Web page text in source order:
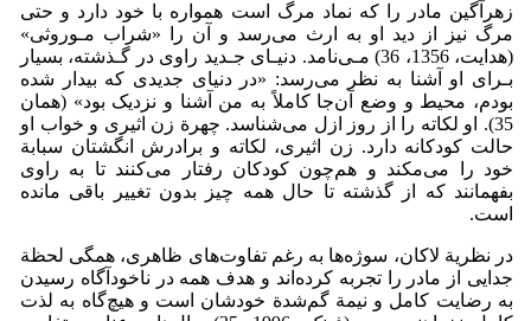
زهرآگین مادر را که نماد مرگ است همواره با خود دارد و حتی
مرگ نیز از دید او به ارث می‌رسد و آن را «شراب مـوروثی»
(هدایت، 1356، 36) مـی‌نامد. دنیـای جـدید راوی در گـذشته، بسیار
بـرای او آشنا به نظر می‌رسد: «در دنیای جدیدی که بیدار شده
بودم، محیط و وضع آن‌جا کاملاً به من آشنا و نزدیک بود» (همان
35). او لکاته را از روز ازل می‌شناسد. چهرة زن اثیری و خواب او
حالت کودکانه دارد. زن اثیری، لکاته و برادرش انگشتان سبابة
خود را می‌مکند و هم‌چون کودکان رفتار می‌کنند تا به راوی
بفهمانند که از گذشته تا حال همه چیز بدون تغییر باقی مانده
است.
در نظریة لاکان، سوژه‌ها به رغم تفاوت‌های ظاهری، همگی لحظة
جدایی از مادر را تجربه کرده‌اند و هدف همه در ناخودآگاه رسیدن
به رضایت کامل و نیمة گم‌شدة خودشان است و هیچ‌گاه به لذت